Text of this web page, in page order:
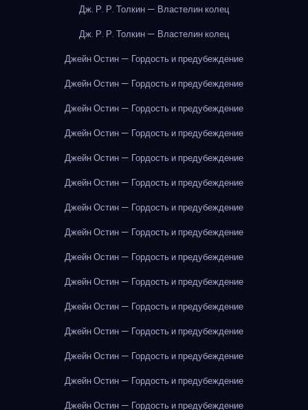
Дж. Р. Р. Толкин — Властелин колец
Дж. Р. Р. Толкин — Властелин колец
Джейн Остин — Гордость и предубеждение
Джейн Остин — Гордость и предубеждение
Джейн Остин — Гордость и предубеждение
Джейн Остин — Гордость и предубеждение
Джейн Остин — Гордость и предубеждение
Джейн Остин — Гордость и предубеждение
Джейн Остин — Гордость и предубеждение
Джейн Остин — Гордость и предубеждение
Джейн Остин — Гордость и предубеждение
Джейн Остин — Гордость и предубеждение
Джейн Остин — Гордость и предубеждение
Джейн Остин — Гордость и предубеждение
Джейн Остин — Гордость и предубеждение
Джейн Остин — Гордость и предубеждение
Джейн Остин — Гордость и предубеждение